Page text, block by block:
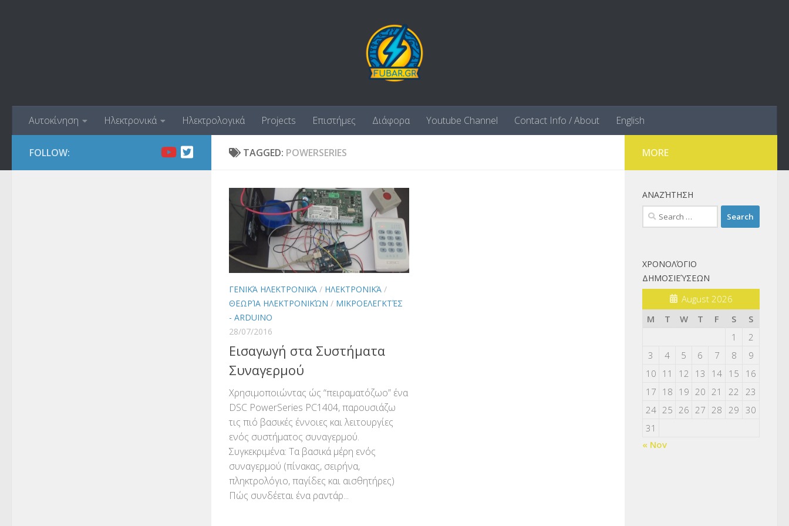
Αυτοκίνηση Ηλεκτρονικά Ηλεκτρολογικά Projects Επιστήμες Διάφορα Youtube Channel Contact Info / About English
TAGGED: POWERSERIES
ΓΕΝΙΚΆ ΗΛΕΚΤΡΟΝΙΚΆ / ΗΛΕΚΤΡΟΝΙΚΆ /
ΘΕΩΡΊΑ ΗΛΕΚΤΡΟΝΙΚΏΝ / ΜΙΚΡΟΕΛΕΓΚΤΈΣ
- ARDUINO
28/07/2016
Εισαγωγή στα Συστήματα
Συναγερμού
Χρησιμοποιώντας ώς “πειραματόζωο” ένα
DSC PowerSeries PC1404, παρουσιάζω
τις πιό βασικές έννοιες και λειτουργίες
ενός συστήματος συναγερμού.
Συγκεκριμένα: Τα βασικά μέρη ενός
συναγερμού (πίνακας, σειρήνα,
πληκτρολόγιο, παγίδες και αισθητήρες)
Πώς συνδέεται ένα ραντάρ...
FOLLOW: MORE
ΑΝΑΖΉΤΗΣΗ
Search
for:
ΧΡΟΝΟΛΌΓΙΟ
ΔΗΜΟΣΙΕΎΣΕΩΝ
August 2026
M
T W T F S
S
1
2
3
4 5 6 7 8
9
10 11 12 13 14 15
16
17 18 19 20 21 22 23
24 25 26 27 28 29 30
31
« Nov